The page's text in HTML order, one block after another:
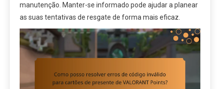
manutenção. Manter-se informado pode ajudar a planear
as suas tentativas de resgate de forma mais eficaz.